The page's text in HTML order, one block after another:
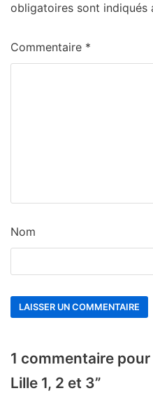
obligatoires sont indiqués
Commentaire *
Nom
1 commentaire
Lille 1, 2 et 3”